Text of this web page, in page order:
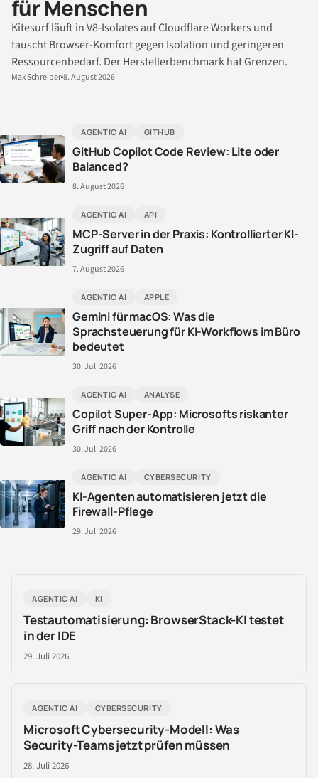
für Menschen
Kitesurf läuft in V8-Isolates auf Cloudflare Workers und
tauscht Browser-Komfort gegen Isolation und geringeren
Ressourcenbedarf. Der Herstellerbenchmark hat Grenzen.
Max Schreiber8. August 2026
AGENTIC AI GITHUB
GitHub Copilot Code Review: Lite oder
Balanced?
8. August 2026
AGENTIC AI API
MCP-Server in der Praxis: Kontrollierter KI-
Zugriff auf Daten
7. August 2026
AGENTIC AI APPLE
Gemini für macOS: Was die
Sprachsteuerung für KI-Workflows im Büro
bedeutet
30. Juli 2026
AGENTIC AI ANALYSE
Copilot Super-App: Microsofts riskanter
Griff nach der Kontrolle
30. Juli 2026
AGENTIC AI CYBERSECURITY
KI-Agenten automatisieren jetzt die
Firewall-Pflege
29. Juli 2026
AGENTIC AI KI
Testautomatisierung: BrowserStack-KI testet
in der IDE
29. Juli 2026
AGENTIC AI CYBERSECURITY
Microsoft Cybersecurity-Modell: Was
Security-Teams jetzt prüfen müssen
28. Juli 2026